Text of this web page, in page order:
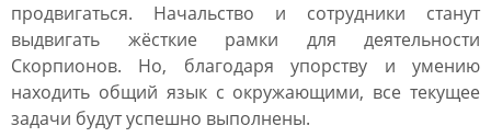
продвигаться. Начальство и сотрудники станут
выдвигать жёсткие рамки для деятельности
Скорпионов. Но, благодаря упорству и умению
находить общий язык с окружающими, все текущее
задачи будут успешно выполнены.